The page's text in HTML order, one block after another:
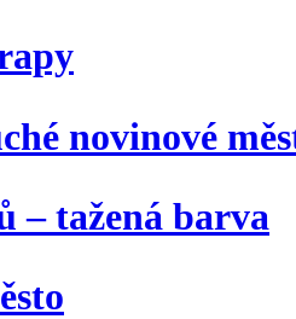
novinové
– tažená barva